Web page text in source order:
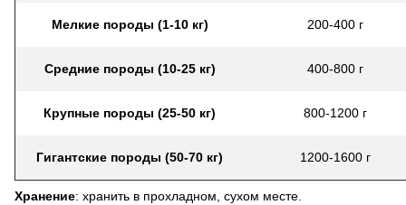
Мелкие породы (1-10 кг) 200-400 г
Средние породы (10-25 кг) 400-800 г
Крупные породы (25-50 кг) 800-1200 г
Гигантские породы (50-70 кг) 1200-1600 г
Хранение: хранить в прохладном, сухом месте.